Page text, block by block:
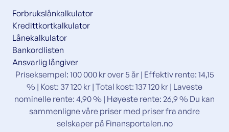
Forbrukslånkalkulator
Kredittkortkalkulator
Lånekalkulator
Bankordlisten
Ansvarlig långiver
Priseksempel: 100 000 kr over 5 år | Effektiv rente: 14,15
% | Kost: 37 120 kr | Total kost: 137 120 kr | Laveste
nominelle rente: 4,90 % | Høyeste rente: 26,9 % Du kan
sammenligne våre priser med priser fra andre
selskaper på Finansportalen.no